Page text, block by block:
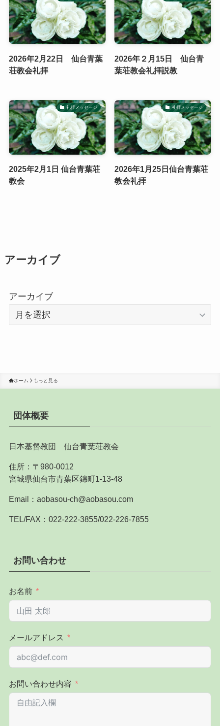
2026年2月22日 仙台青葉
荘教会礼拝
2026年２月15日 仙台青
葉荘教会礼拝説教
礼拝メッセージ
2025年2月1日 仙台青葉荘
教会
礼拝メッセージ
2026年1月25日仙台青葉荘
教会礼拝
アーカイブ
アーカイブ
ホーム もっと見る
団体概要
日本基督教団 仙台青葉荘教会
住所：〒980-0012
宮城県仙台市青葉区錦町1-13-48
Email：aobasou-ch@aobasou.com
TEL/FAX：022-222-3855/022-226-7855
お問い合わせ
お名前
メールアドレス
お問い合わせ内容